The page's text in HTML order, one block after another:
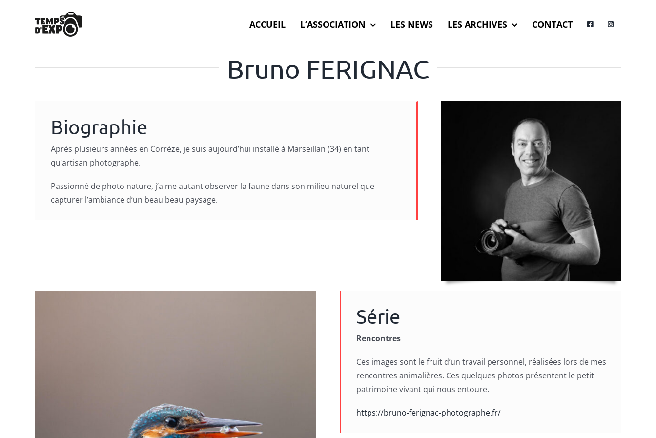
ACCUEIL L’ASSOCIATION LES NEWS LES ARCHIVES CONTACT
Bruno FERIGNAC
Biographie
Après plusieurs années en Corrèze, je suis aujourd’hui installé à Marseillan (34) en tant
qu’artisan photographe.
Passionné de photo nature, j’aime autant observer la faune dans son milieu naturel que
capturer l’ambiance d’un beau beau paysage.
Série
Rencontres
Ces images sont le fruit d’un travail personnel, réalisées lors de mes
rencontres animalières. Ces quelques photos présentent le petit
patrimoine vivant qui nous entoure.
https://bruno-ferignac-photographe.fr/